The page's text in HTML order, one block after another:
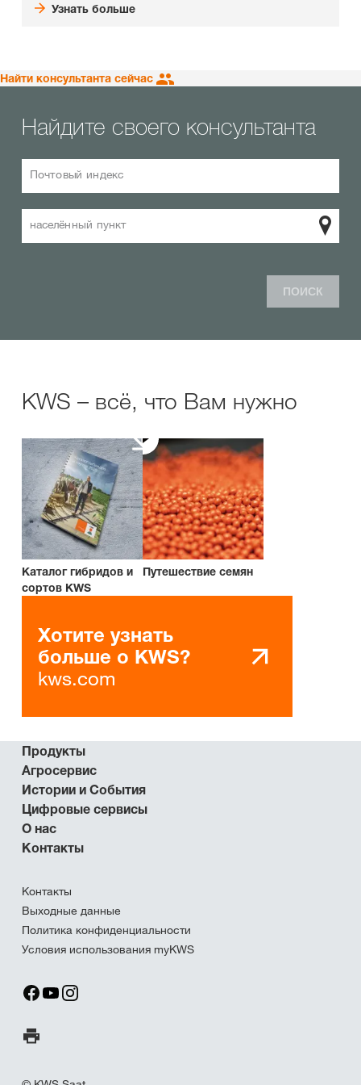
Узнать больше
Найти консультанта сейчас
Найдите своего консультанта
Почтовый индекс
населённый пункт
ПОИСК
KWS – всё, что Вам нужно
Каталог гибридов и
сортов KWS
Путешествие семян
Хотите узнать
больше о KWS?
kws.com
Продукты
Агросервис
Истории и События
Цифровые сервисы
О нас
Контакты
Контакты
Выходные данные
Политика конфиденциальности
Условия использования myKWS
Печать страницы